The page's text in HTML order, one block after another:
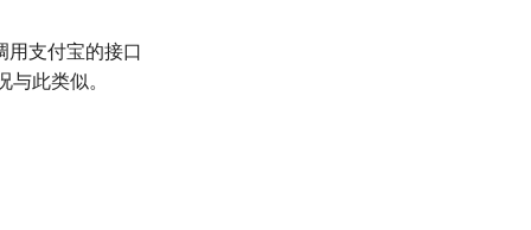
用支付宝的接口
此类似。